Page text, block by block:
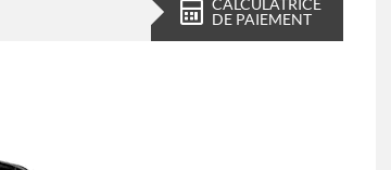
CALCULATRICE
DE PAIEMENT